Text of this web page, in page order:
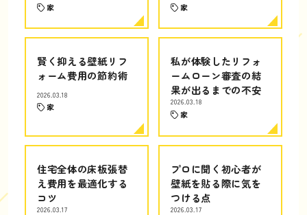
家 家
賢く抑える壁紙リフ
ォーム費用の節約術
2026.03.18
家
私が体験したリフォ
ームローン審査の結
果が出るまでの不安
2026.03.18
家
住宅全体の床板張替
え費用を最適化する
コツ
2026.03.17
プロに聞く初心者が
壁紙を貼る際に気を
つける点
2026.03.17